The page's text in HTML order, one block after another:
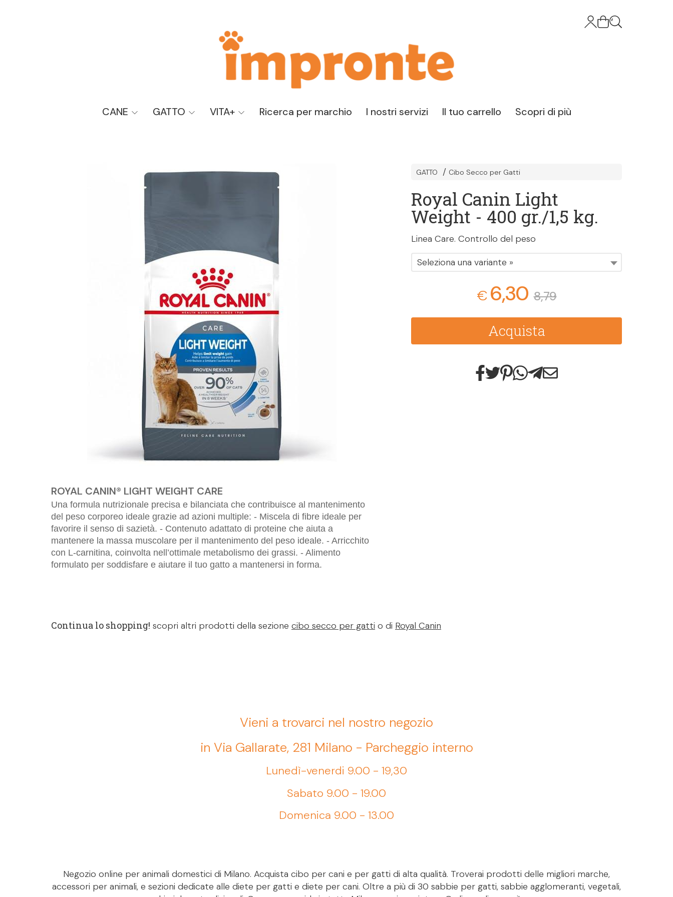
CANE GATTO VITA+ Ricerca per marchio I nostri servizi Il tuo carrello Scopri di più
ROYAL CANIN® LIGHT WEIGHT CARE
Una formula nutrizionale precisa e bilanciata che contribuisce al mantenimento
del peso corporeo ideale grazie ad azioni multiple: - Miscela di fibre ideale per
favorire il senso di sazietà. - Contenuto adattato di proteine che aiuta a
mantenere la massa muscolare per il mantenimento del peso ideale. - Arricchito
con L-carnitina, coinvolta nell’ottimale metabolismo dei grassi. - Alimento
formulato per soddisfare e aiutare il tuo gatto a mantenersi in forma.
GATTO Cibo Secco per Gatti
Royal Canin Light
Weight - 400 gr./1,5 kg.
Linea Care. Controllo del peso
Seleziona una variante »
€6,30 8,79
Acquista
Continua lo shopping! scopri altri prodotti della sezione cibo secco per gatti o di Royal Canin
Vieni a trovarci nel nostro negozio
in Via Gallarate, 281 Milano - Parcheggio interno
Lunedì-venerdi 9.00 - 19,30
Sabato 9.00 - 19.00
Domenica 9.00 - 13.00
Negozio online per animali domestici di Milano. Acquista cibo per cani e per gatti di alta qualità. Troverai prodotti delle migliori marche,
accessori per animali, e sezioni dedicate alle diete per gatti e diete per cani. Oltre a più di 30 sabbie per gatti, sabbie agglomeranti, vegetali,